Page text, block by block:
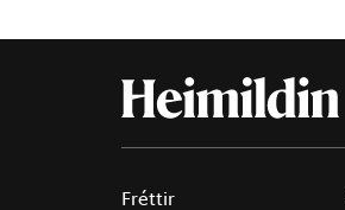
Fréttir